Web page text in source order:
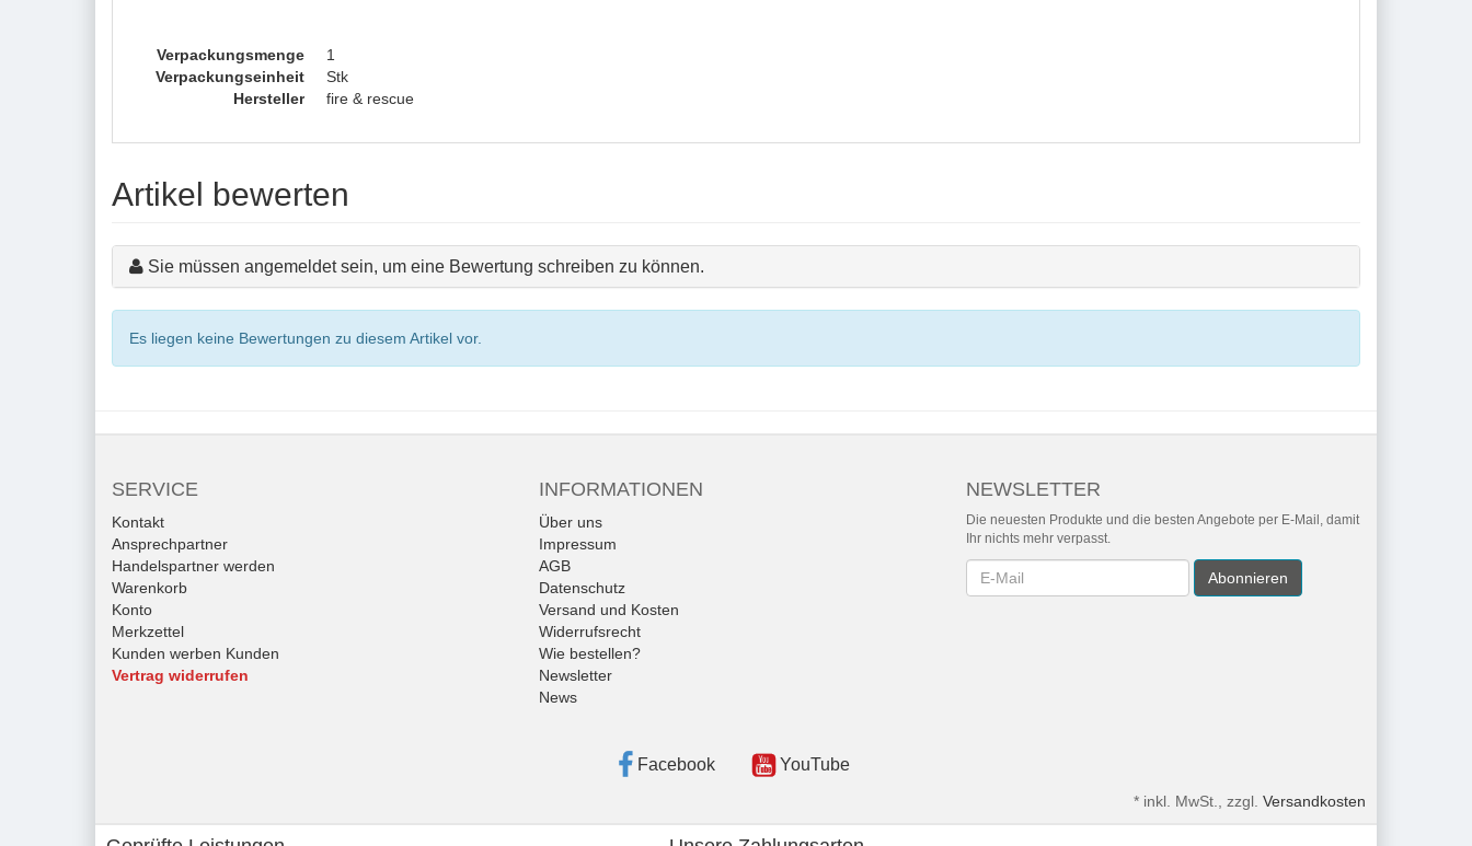
Verpackungsmenge
1
Verpackungseinheit
Stk
Hersteller
fire & rescue
Artikel bewerten
Sie müssen angemeldet sein, um eine Bewertung schreiben zu können.
Es liegen keine Bewertungen zu diesem Artikel vor.
SERVICE
Kontakt
Ansprechpartner
Handelspartner werden
Warenkorb
Konto
Merkzettel
Kunden werben Kunden
Vertrag widerrufen
INFORMATIONEN
Über uns
Impressum
AGB
Datenschutz
Versand und Kosten
Widerrufsrecht
Wie bestellen?
Newsletter
News
NEWSLETTER
Die neuesten Produkte und die besten Angebote per E-Mail, damit
Ihr nichts mehr verpasst.
Newsletter Abonnieren
Facebook YouTube
* inkl. MwSt., zzgl. Versandkosten